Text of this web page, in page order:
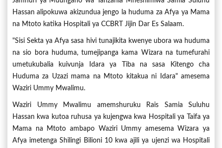
Hassan alipokuwa akizundua jengo la huduma za Afya ya Mama
na Mtoto katika Hospitali ya CCBRT Jijin Dar Es Salaam.
"Sisi Sekta ya Afya sasa hivi tunajikita kwenye ubora wa huduma
na sio bora huduma, tumejipanga kama Wizara na tumefurahi
umetukubalia kuivunja Idara ya Tiba na sasa Kitengo cha
Huduma za Uzazi mama na Mtoto kitakua ni Idara" amesema
Waziri Ummy Mwalimu.
Waziri Ummy Mwalimu amemshuruku Rais Samia Suluhu
Hassan kwa kutoa ruhusa ya kujengwa kwa Hospitali ya Taifa ya
Mama na Mtoto ambapo Waziri Ummy amesema Wizara ya
Afya imetenga Shilingi Bilioni 10 kwa ajili ya ujenzi wa Hospitali